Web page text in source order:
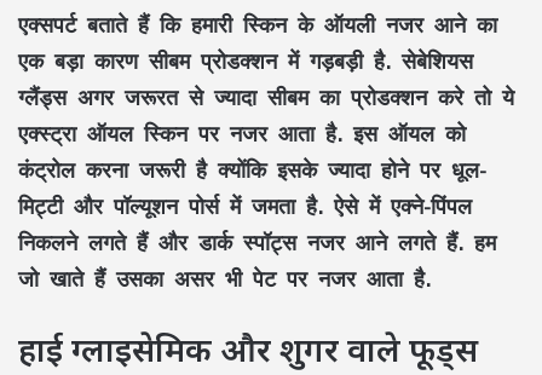
एक्सपर्ट बताते हैं कि हमारी स्किन के ऑयली नजर आने का
एक बड़ा कारण सीबम प्रोडक्शन में गड़बड़ी है. सेबेशियस
ग्लैंड्स अगर जरूरत से ज्यादा सीबम का प्रोडक्शन करे तो ये
एक्स्ट्रा ऑयल स्किन पर नजर आता है. इस ऑयल को
कंट्रोल करना जरूरी है क्योंकि इसके ज्यादा होने पर धूल-
मिट्टी और पॉल्यूशन पोर्स में जमता है. ऐसे में एक्ने-पिंपल
निकलने लगते हैं और डार्क स्पॉट्स नजर आने लगते हैं. हम
जो खाते हैं उसका असर भी पेट पर नजर आता है.
हाई ग्लाइसेमिक और शुगर वाले फूड्स